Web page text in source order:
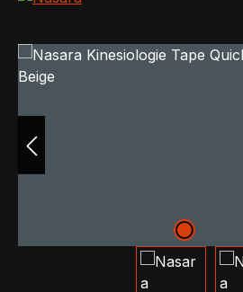
Bildergalerie überspringen